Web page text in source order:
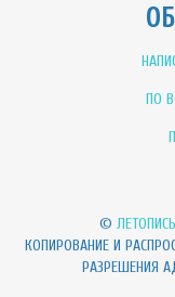
ПО
© ЛЕТОПИСЬ
КОПИРОВАНИЕ И
РАЗРЕШЕНИЯ